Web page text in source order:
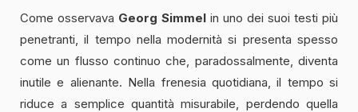
Come osservava Georg Simmel in uno dei suoi testi più
penetranti, il tempo nella modernità si presenta spesso
come un flusso continuo che, paradossalmente, diventa
inutile e alienante. Nella frenesia quotidiana, il tempo si
riduce a semplice quantità misurabile, perdendo quella